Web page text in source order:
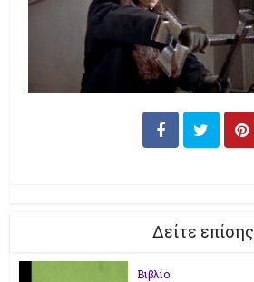
Δείτε επίσης
Βιβλίο